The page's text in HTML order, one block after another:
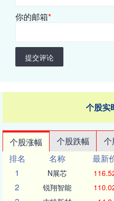
你的邮箱*
提交评论
个股实
个股涨幅 个股跌幅 个
排名
名称 最新
1
N展芯
2 锐翔智能